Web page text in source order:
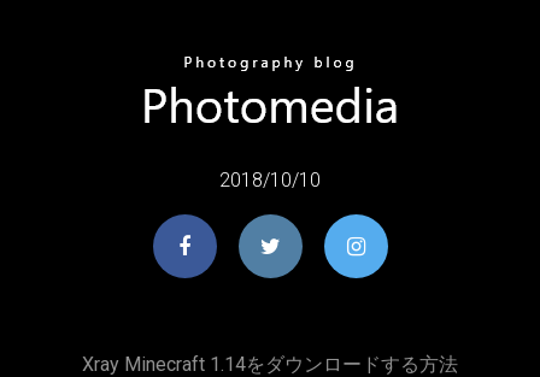
2018/10/10
Xray Minecraft 1.14をダウンロードする方法